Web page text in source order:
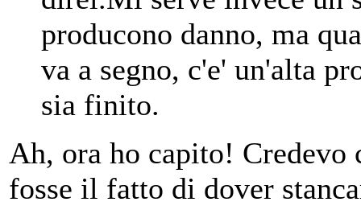
producono danno, ma
va a segno, c'e' un'alta
sia finito.
Ah, ora ho capito!
fosse il fatto di dover